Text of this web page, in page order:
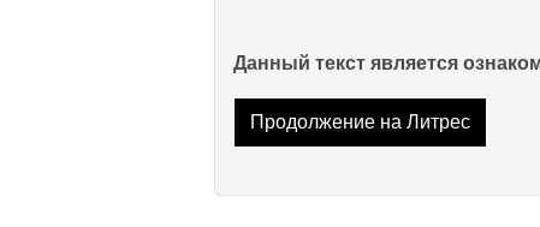
Данный текст является
Продолжение на Литрес